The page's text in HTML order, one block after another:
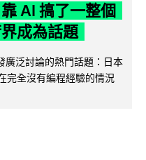
AI 搞了一整個
成為話題
廣泛討論的熱門話題：日本
完全沒有編程經驗的情況